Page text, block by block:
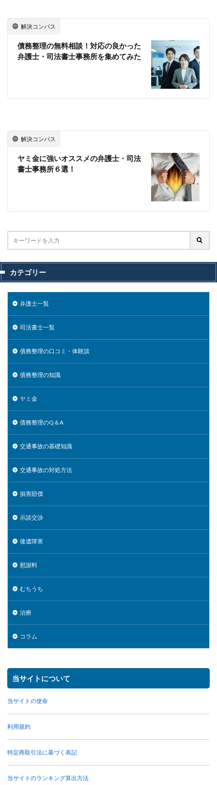
解決コンパス
債務整理の無料相談！対応の良かった
弁護士・司法書士事務所を集めてみた
解決コンパス
ヤミ金に強いオススメの弁護士・司法
書士事務所６選！
カテゴリー
弁護士一覧
司法書士一覧
債務整理の口コミ・体験談
債務整理の知識
ヤミ金
債務整理のQ＆A
交通事故の基礎知識
交通事故の対処方法
損害賠償
示談交渉
後遺障害
慰謝料
むちうち
治療
コラム
当サイトについて
当サイトの使命
利用規約
特定商取引法に基づく表記
当サイトのランキング算出方法